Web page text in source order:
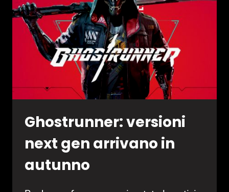
Ghostrunner: versioni
next gen arrivano in
autunno